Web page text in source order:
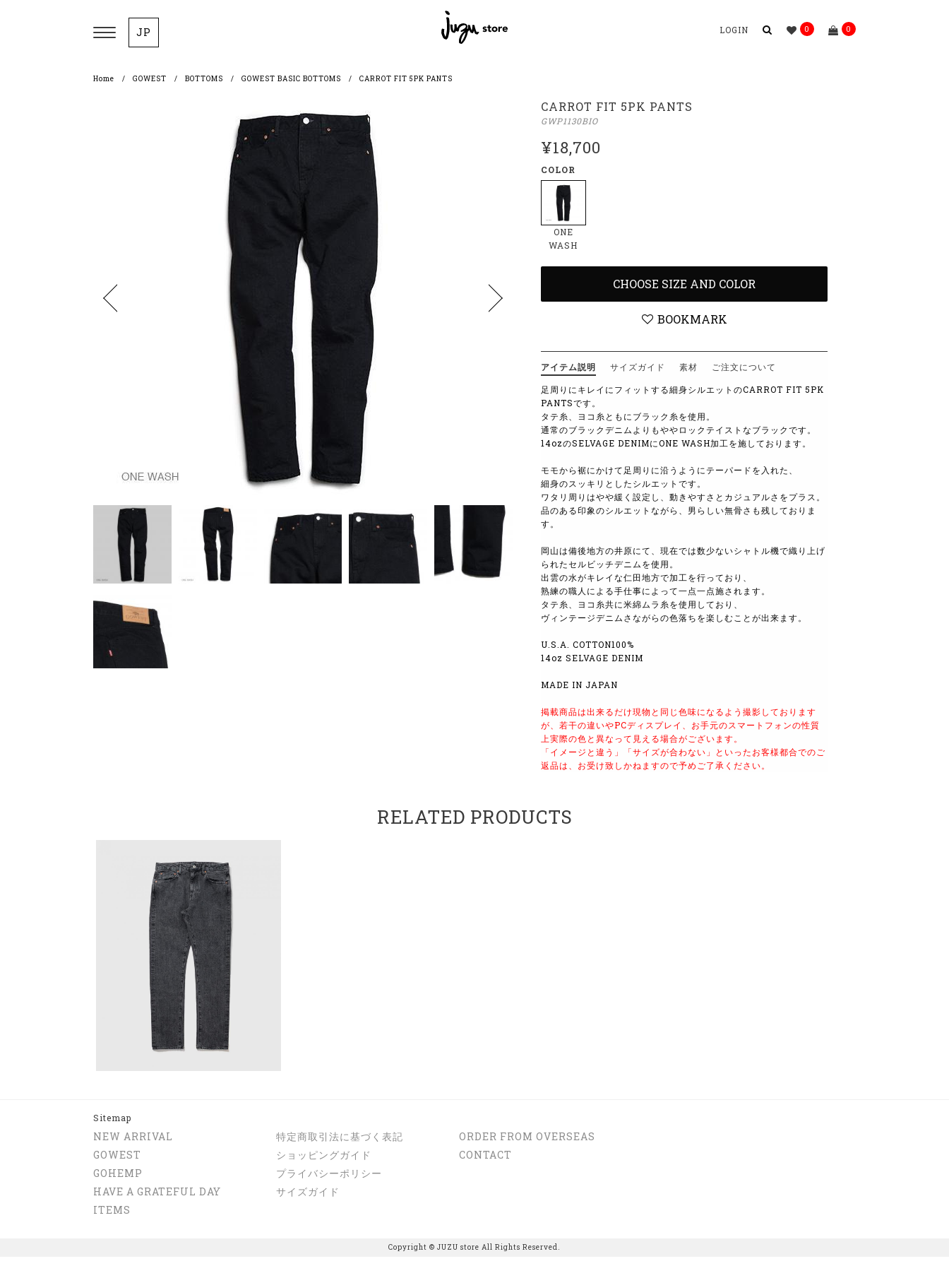
JP LOGIN 0 0
Home GOWEST BOTTOMS GOWEST BASIC BOTTOMS CARROT FIT 5PK PANTS
CARROT FIT 5PK PANTS
GWP1130BIO
¥18,700
COLOR
ONE
WASH
CHOOSE SIZE AND COLOR
BOOKMARK
アイテム説明 サイズガイド 素材
ご注文について
足周りにキレイにフィットする細身シルエットのCARROT FIT 5PK
PANTSです。
タテ糸、ヨコ糸ともにブラック糸を使用。
通常のブラックデニムよりもややロックテイストなブラックです。
14ozのSELVAGE DENIMにONE WASH加工を施しております。
モモから裾にかけて足周りに沿うようにテーパードを入れた、
細身のスッキリとしたシルエットです。
ワタリ周りはやや緩く設定し、動きやすさとカジュアルさをプラス。
品のある印象のシルエットながら、男らしい無骨さも残しておりま
す。
岡山は備後地方の井原にて、現在では数少ないシャトル機で織り上げ
られたセルビッチデニムを使用。
出雲の水がキレイな仁田地方で加工を行っており、
熟練の職人による手仕事によって一点一点施されます。
タテ糸、ヨコ糸共に米綿ムラ糸を使用しており、
ヴィンテージデニムさながらの色落ちを楽しむことが出来ます。
U.S.A. COTTON100%
14oz SELVAGE DENIM
MADE IN JAPAN
掲載商品は出来るだけ現物と同じ色味になるよう 撮影しております
が、若干の違いやPCディスプレイ、 お手元のスマートフォンの性質
上実際の色と異なって見える場合がございます。
「イメージと違う」「サイズが合わない」といったお客様都合でのご
返品は、 お受け致しかねますので予めご了承ください。
RELATED PRODUCTS
Sitemap
NEW ARRIVAL
GOWEST
GOHEMP
HAVE A GRATEFUL DAY
ITEMS
特定商取引法に基づく表記
ショッピングガイド
プライバシーポリシー
サイズガイド
ORDER FROM OVERSEAS
CONTACT
Copyright © JUZU store All Rights Reserved.